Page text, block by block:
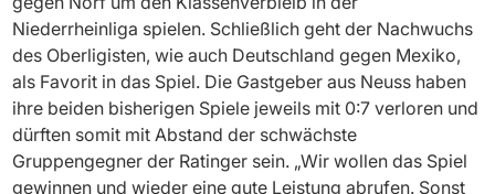
Niederrheinliga spielen. Schließlich geht der Nachwuchs
des Oberligisten, wie auch Deutschland gegen Mexiko,
als Favorit in das Spiel. Die Gastgeber aus Neuss haben
ihre beiden bisherigen Spiele jeweils mit 0:7 verloren und
dürften somit mit Abstand der schwächste
Gruppengegner der Ratinger sein. „Wir wollen das Spiel
gewinnen und wieder eine gute Leistung abrufen. Sonst